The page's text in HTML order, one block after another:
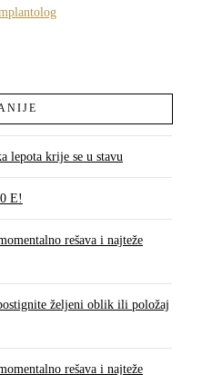
lepota krije se u stavu
E!
rešava i najteže
željeni oblik ili položaj
rešava i najteže